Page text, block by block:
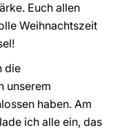
Euch allen
Weihnachtszeit
die
unserem
haben. Am
ich alle ein, das